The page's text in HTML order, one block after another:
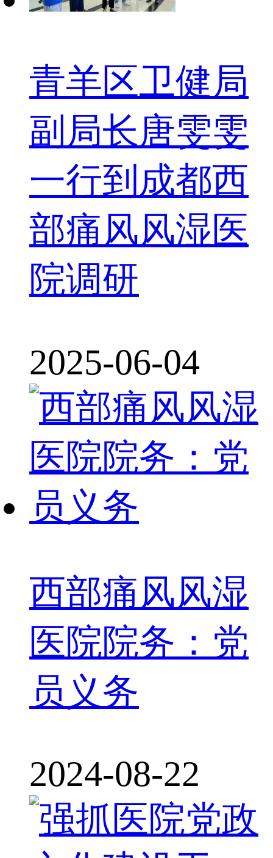
青羊区卫健局
副局长唐雯雯
一行到成都西
部痛风风湿医
院调研
2025-06-04
西部痛风风湿
医院院务：党
员义务
2024-08-22